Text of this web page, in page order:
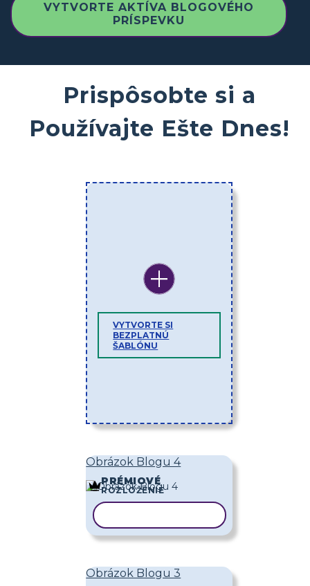
VYTVORTE AKTÍVA BLOGOVÉHO
PRÍSPEVKU
Prispôsobte si a
Používajte Ešte Dnes!
VYTVORTE SI
BEZPLATNÚ
ŠABLÓNU
Obrázok Blogu 4
PRÉMIOVÉ
ROZLOŽENIE
Obrázok Blogu 3